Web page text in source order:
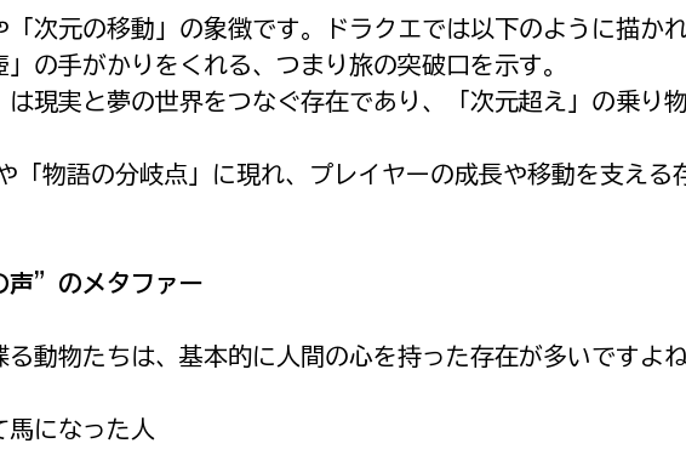
次元の移動」の象徴です。ドラクエでは以下のように描かれ
の手がかりをくれる、つまり旅の突破口を示す。
現実と夢の世界をつなぐ存在であり、「次元超え」の乗り物
物語の分岐点」に現れ、プレイヤーの成長や移動を支える
声”のメタファー
る動物たちは、基本的に人間の心を持った存在が多いですよ
馬になった人